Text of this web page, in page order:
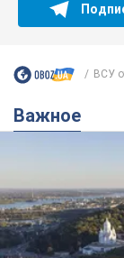
ВСУ
Важное